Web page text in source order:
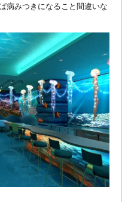
病みつきになること間違いな